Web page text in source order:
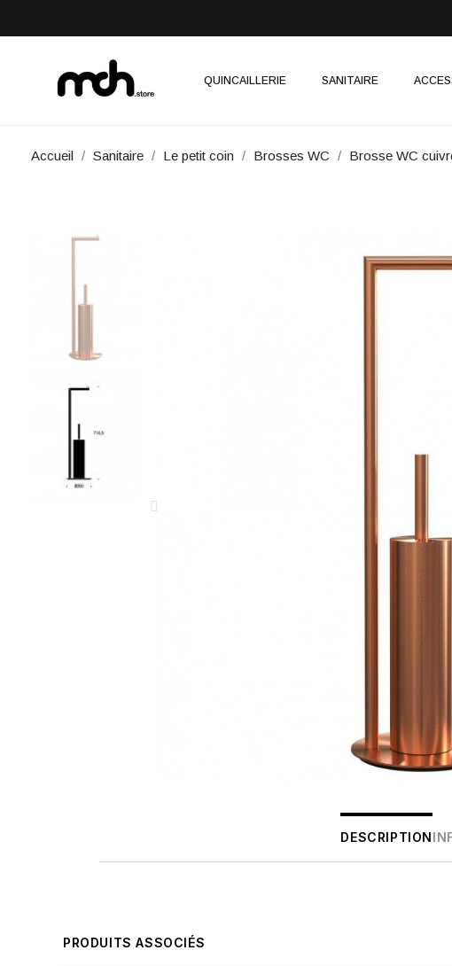
QUINCAILLERIE SANITAIRE
Accueil Sanitaire Le petit coin Brosses WC Brosse WC
DESCRIPTION
PRODUITS ASSOCIÉS